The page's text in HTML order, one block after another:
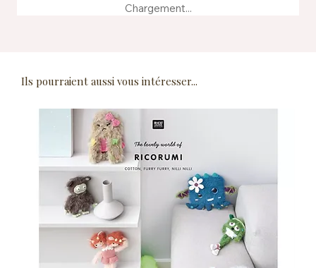
Chargement...
Ils pourraient aussi vous intéresser...